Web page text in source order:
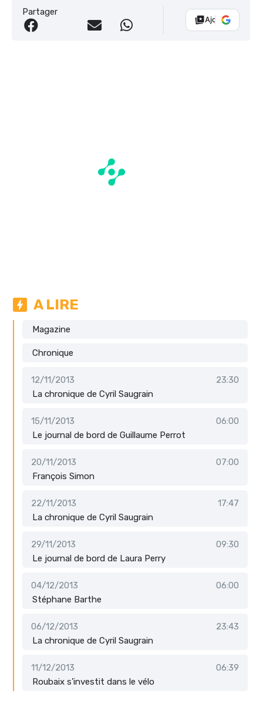
Partager
Ajouter Vélo
A LIRE
Magazine
Chronique
12/11/2013
23:30
La chronique de Cyril Saugrain
15/11/2013
06:00
Le journal de bord de Guillaume Perrot
20/11/2013
07:00
François Simon
22/11/2013
17:47
La chronique de Cyril Saugrain
29/11/2013
09:30
Le journal de bord de Laura Perry
04/12/2013
06:00
Stéphane Barthe
06/12/2013
23:43
La chronique de Cyril Saugrain
11/12/2013
06:39
Roubaix s’investit dans le vélo